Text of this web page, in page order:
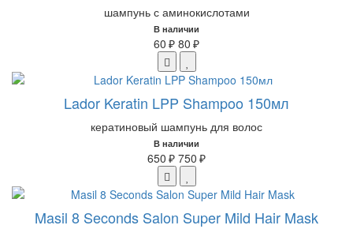
шампунь с аминокислотами
В наличии
60 ₽ 80 ₽
Lador Keratin LPP Shampoo 150мл
кератиновый шампунь для волос
В наличии
650 ₽ 750 ₽
Masil 8 Seconds Salon Super Mild Hair Mask